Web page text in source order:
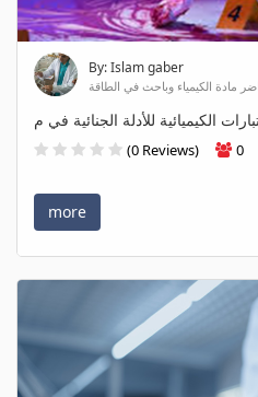
By: Islam gaber
(0 Reviews) 0
more